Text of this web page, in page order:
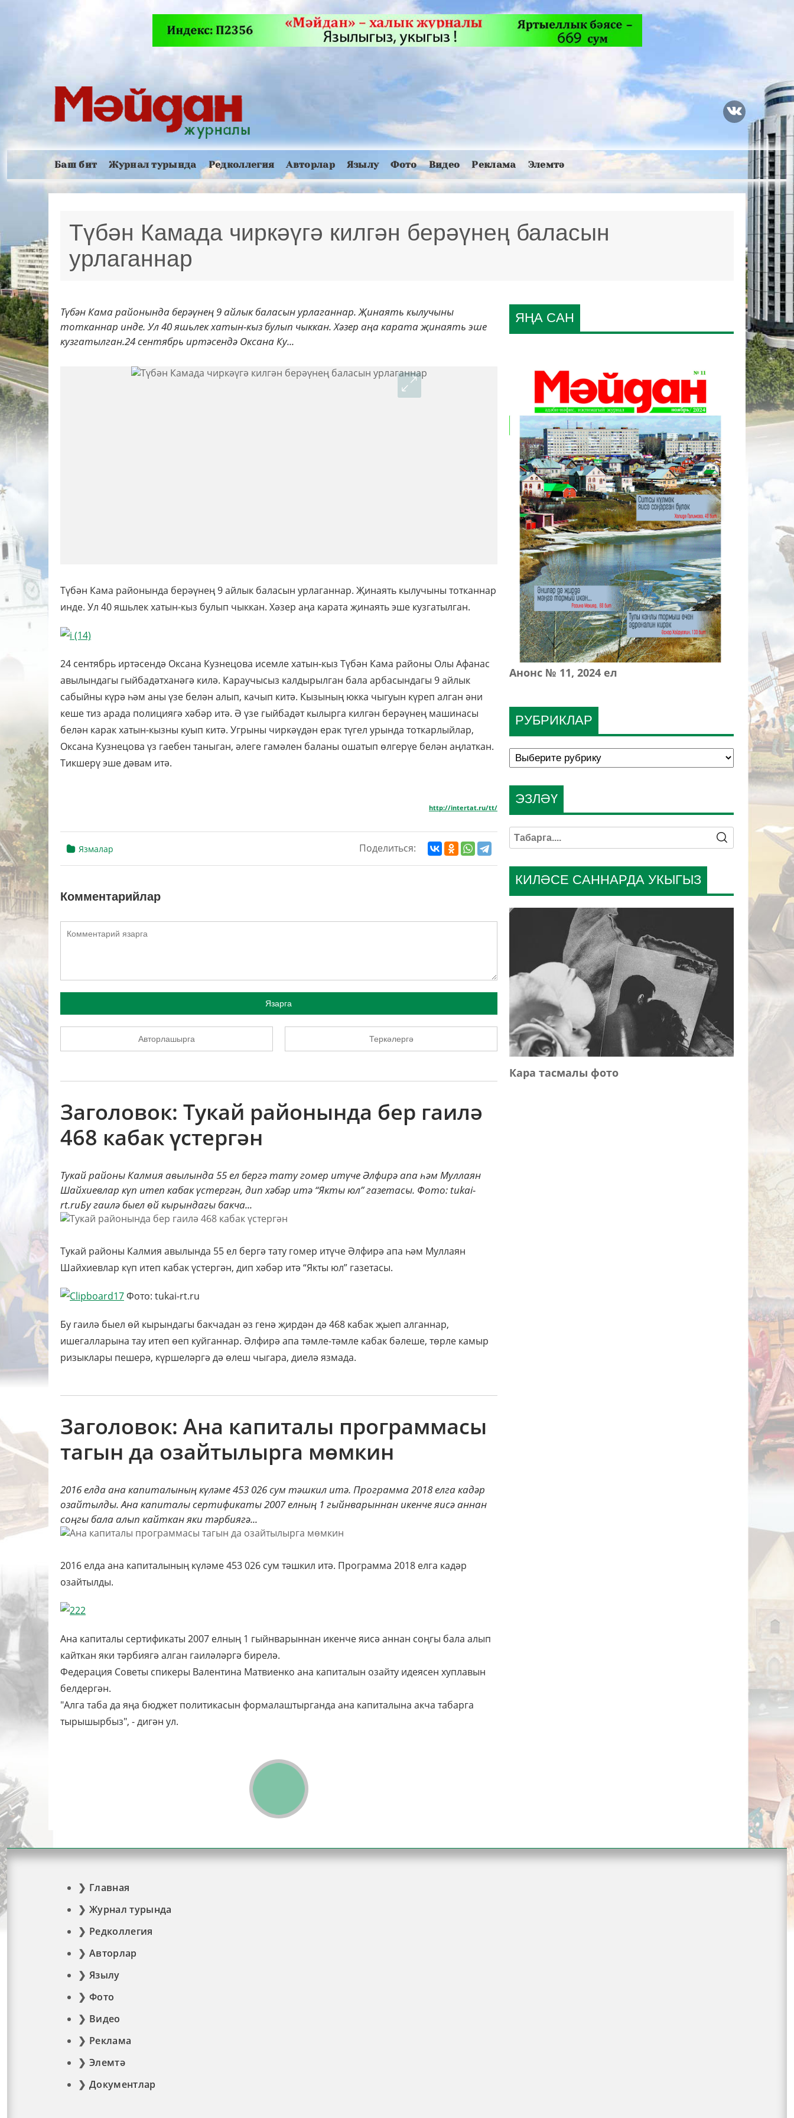
Баш бит Журнал турында Редколлегия Авторлар Язылу Фото Видео Реклама Элемтә
Түбән Камада чиркәүгә килгән берәүнең баласын
урлаганнар
Түбән Кама районында берәүнең 9 айлык баласын урлаганнар. Җинаять кылучыны
тотканнар инде. Ул 40 яшьлек хатын-кыз булып чыккан. Хәзер аңа карата җинаять эше
кузгатылган.24 сентябрь иртәсендә Оксана Ку...
Түбән Кама районында берәүнең 9 айлык баласын урлаганнар. Җинаять кылучыны тотканнар
инде. Ул 40 яшьлек хатын-кыз булып чыккан. Хәзер аңа карата җинаять эше кузгатылган.
24 сентябрь иртәсендә Оксана Кузнецова исемле хатын-кыз Түбән Кама районы Олы Афанас
авылындагы гыйбадәтханәгә килә. Караучысыз калдырылган бала арбасындагы 9 айлык
сабыйны күрә һәм аны үзе белән алып, качып китә. Кызының юкка чыгуын күреп алган әни
кеше тиз арада полициягә хәбәр итә. Ә үзе гыйбадәт кылырга килгән берәүнең машинасы
белән карак хатын-кызны куып китә. Угрыны чиркәүдән ерак түгел урында тоткарлыйлар,
Оксана Кузнецова үз гаебен таныган, әлеге гамәлен баланы ошатып өлгерүе белән аңлаткан.
Тикшерү эше дәвам итә.
http://intertat.ru/tt/
Язмалар Поделиться:
Комментарийлар
Язарга
Авторлашырга Теркәлергә
Заголовок: Тукай районында бер гаилә
468 кабак үстергән
Тукай районы Калмия авылында 55 ел бергә тату гомер итүче Әлфирә апа һәм Муллаян
Шайхиевлар күп итеп кабак үстергән, дип хәбәр итә “Якты юл” газетасы. Фото: tukai-
rt.ruБу гаилә быел өй кырындагы бакча...
Тукай районы Калмия авылында 55 ел бергә тату гомер итүче Әлфирә апа һәм Муллаян
Шайхиевлар күп итеп кабак үстергән, дип хәбәр итә “Якты юл” газетасы.
Фото: tukai-rt.ru
Бу гаилә быел өй кырындагы бакчадан әз генә җирдән дә 468 кабак җыеп алганнар,
ишегалларына тау итеп өеп куйганнар. Әлфирә апа тәмле-тәмле кабак бәлеше, төрле камыр
ризыклары пешерә, күршеләргә дә өлеш чыгара, диелә язмада.
Заголовок: Ана капиталы программасы
тагын да озайтылырга мөмкин
2016 елда ана капиталының күләме 453 026 сум тәшкил итә. Программа 2018 елга кадәр
озайтылды. Ана капиталы сертификаты 2007 елның 1 гыйнварыннан икенче яисә аннан
соңгы бала алып кайткан яки тәрбиягә...
2016 елда ана капиталының күләме 453 026 сум тәшкил итә. Программа 2018 елга кадәр
озайтылды.
Ана капиталы сертификаты 2007 елның 1 гыйнварыннан икенче яисә аннан соңгы бала алып
кайткан яки тәрбиягә алган гаиләләргә бирелә.
Федерация Советы спикеры Валентина Матвиенко ана капиталын озайту идеясен хуплавын
белдергән.
"Алга таба да яңа бюджет политикасын формалаштырганда ана капиталына акча табарга
тырышырбыз", - дигән ул.
РУБРИКЛАР
ЯҢА САН
Анонс № 11, 2024 ел
КИЛӘСЕ САННАРДА УКЫГЫЗ
Кара тасмалы фото
ЭЗЛӘҮ
Главная
Журнал турында
Редколлегия
Авторлар
Язылу
Фото
Видео
Реклама
Элемтә
Документлар